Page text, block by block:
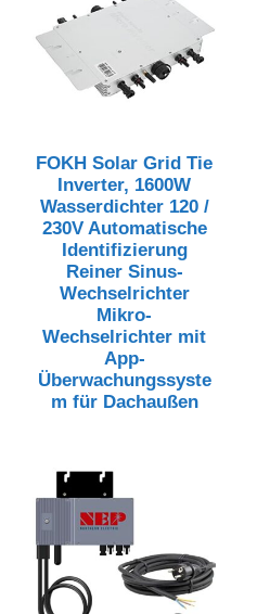
FOKH Solar Grid Tie
Inverter, 1600W
Wasserdichter 120 /
230V Automatische
Identifizierung
Reiner Sinus-
Wechselrichter
Mikro-
Wechselrichter mit
App-
Überwachungssyste
m für Dachaußen